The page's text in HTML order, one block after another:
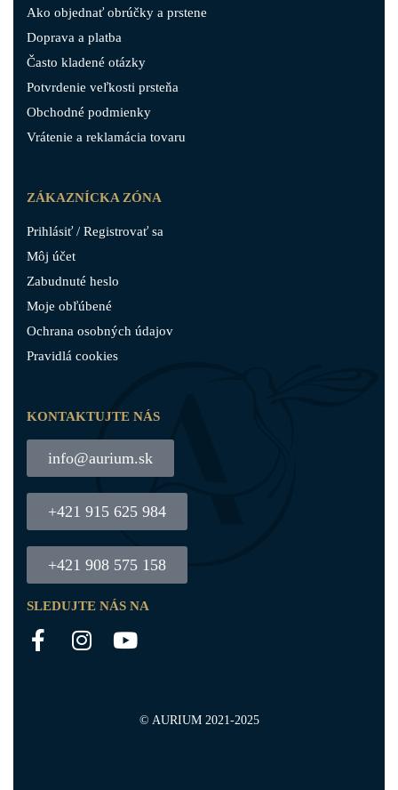
Ako objednať obrúčky a prstene
Doprava a platba
Často kladené otázky
Potvrdenie veľkosti prsteňa
Obchodné podmienky
Vrátenie a reklamácia tovaru
ZÁKAZNÍCKA ZÓNA
Prihlásiť / Registrovať sa
Môj účet
Zabudnuté heslo
Moje obľúbené
Ochrana osobných údajov
Pravidlá cookies
KONTAKTUJTE NÁS
info@aurium.sk
+421 915 625 984
+421 908 575 158
SLEDUJTE NÁS NA
© AURIUM 2021-2025